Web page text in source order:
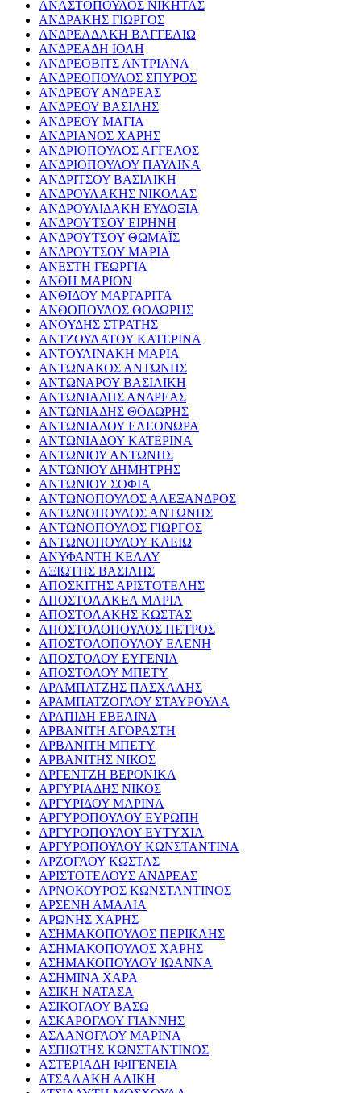
ΑΝΑΣΤΟΠΟΥΛΟΣ ΝΙΚΗΤΑΣ
ΑΝΔΡΑΚΗΣ ΓΙΩΡΓΟΣ
ΑΝΔΡΕΑΔΑΚΗ ΒΑΓΓΕΛΙΩ
ΑΝΔΡΕΑΔΗ ΙΟΛΗ
ΑΝΔΡΕΟΒΙΤΣ ΑΝΤΡΙΑΝΑ
ΑΝΔΡΕΟΠΟΥΛΟΣ ΣΠΥΡΟΣ
ΑΝΔΡΕΟΥ ΑΝΔΡΕΑΣ
ΑΝΔΡΕΟΥ ΒΑΣΙΛΗΣ
ΑΝΔΡΕΟΥ ΜΑΓΙΑ
ΑΝΔΡΙΑΝΟΣ ΧΑΡΗΣ
ΑΝΔΡΙΟΠΟΥΛΟΣ ΑΓΓΕΛΟΣ
ΑΝΔΡΙΟΠΟΥΛΟΥ ΠΑΥΛΙΝΑ
ΑΝΔΡΙΤΣΟΥ ΒΑΣΙΛΙΚΗ
ΑΝΔΡΟΥΛΑΚΗΣ ΝΙΚΟΛΑΣ
ΑΝΔΡΟΥΛΙΔΑΚΗ ΕΥΔΟΞΙΑ
ΑΝΔΡΟΥΤΣΟΥ ΕΙΡΗΝΗ
ΑΝΔΡΟΥΤΣΟΥ ΘΩΜΑΪΣ
ΑΝΔΡΟΥΤΣΟΥ ΜΑΡΙΑ
ΑΝΕΣΤΗ ΓΕΩΡΓΙΑ
ΑΝΘΗ ΜΑΡΙΟΝ
ΑΝΘΙΔΟΥ ΜΑΡΓΑΡΙΤΑ
ΑΝΘΟΠΟΥΛΟΣ ΘΟΔΩΡΗΣ
ΑΝΟΥΔΗΣ ΣΤΡΑΤΗΣ
ΑΝΤΖΟΥΛΑΤΟΥ ΚΑΤΕΡΙΝΑ
ΑΝΤΟΥΛΙΝΑΚΗ ΜΑΡΙΑ
ΑΝΤΩΝΑΚΟΣ ΑΝΤΩΝΗΣ
ΑΝΤΩΝΑΡΟΥ ΒΑΣΙΛΙΚΗ
ΑΝΤΩΝΙΑΔΗΣ ΑΝΔΡΕΑΣ
ΑΝΤΩΝΙΑΔΗΣ ΘΟΔΩΡΗΣ
ΑΝΤΩΝΙΑΔΟΥ ΕΛΕΟΝΩΡΑ
ΑΝΤΩΝΙΑΔΟΥ ΚΑΤΕΡΙΝΑ
ΑΝΤΩΝΙΟΥ ΑΝΤΩΝΗΣ
ΑΝΤΩΝΙΟΥ ΔΗΜΗΤΡΗΣ
ΑΝΤΩΝΙΟΥ ΣΟΦΙΑ
ΑΝΤΩΝΟΠΟΥΛΟΣ ΑΛΕΞΑΝΔΡΟΣ
ΑΝΤΩΝΟΠΟΥΛΟΣ ΑΝΤΩΝΗΣ
ΑΝΤΩΝΟΠΟΥΛΟΣ ΓΙΩΡΓΟΣ
ΑΝΤΩΝΟΠΟΥΛΟΥ ΚΛΕΙΩ
ΑΝΥΦΑΝΤΗ ΚΕΛΛΥ
ΑΞΙΩΤΗΣ ΒΑΣΙΛΗΣ
ΑΠΟΣΚΙΤΗΣ ΑΡΙΣΤΟΤΕΛΗΣ
ΑΠΟΣΤΟΛΑΚΕΑ ΜΑΡΙΑ
ΑΠΟΣΤΟΛΑΚΗΣ ΚΩΣΤΑΣ
ΑΠΟΣΤΟΛΟΠΟΥΛΟΣ ΠΕΤΡΟΣ
ΑΠΟΣΤΟΛΟΠΟΥΛΟΥ ΕΛΕΝΗ
ΑΠΟΣΤΟΛΟΥ ΕΥΓΕΝΙΑ
ΑΠΟΣΤΟΛΟΥ ΜΠΕΤΥ
ΑΡΑΜΠΑΤΖΗΣ ΠΑΣΧΑΛΗΣ
ΑΡΑΜΠΑΤΖΟΓΛΟΥ ΣΤΑΥΡΟΥΛΑ
ΑΡΑΠΙΔΗ ΕΒΕΛΙΝΑ
ΑΡΒΑΝΙΤΗ ΑΓΟΡΑΣΤΗ
ΑΡΒΑΝΙΤΗ ΜΠΕΤΥ
ΑΡΒΑΝΙΤΗΣ ΝΙΚΟΣ
ΑΡΓΕΝΤΖΗ ΒΕΡΟΝΙΚΑ
ΑΡΓΥΡΙΑΔΗΣ ΝΙΚΟΣ
ΑΡΓΥΡΙΔΟΥ ΜΑΡΙΝΑ
ΑΡΓΥΡΟΠΟΥΛΟΥ ΕΥΡΩΠΗ
ΑΡΓΥΡΟΠΟΥΛΟΥ ΕΥΤΥΧΙΑ
ΑΡΓΥΡΟΠΟΥΛΟΥ ΚΩΝΣΤΑΝΤΙΝΑ
ΑΡΖΟΓΛΟΥ ΚΩΣΤΑΣ
ΑΡΙΣΤΟΤΕΛΟΥΣ ΑΝΔΡΕΑΣ
ΑΡΝΟΚΟΥΡΟΣ ΚΩΝΣΤΑΝΤΙΝΟΣ
ΑΡΣΕΝΗ ΑΜΑΛΙΑ
ΑΡΩΝΗΣ ΧΑΡΗΣ
ΑΣΗΜΑΚΟΠΟΥΛΟΣ ΠΕΡΙΚΛΗΣ
ΑΣΗΜΑΚΟΠΟΥΛΟΣ ΧΑΡΗΣ
ΑΣΗΜΑΚΟΠΟΥΛΟΥ ΙΩΑΝΝΑ
ΑΣΗΜΙΝΑ ΧΑΡΑ
ΑΣΙΚΗ ΝΑΤΑΣΑ
ΑΣΙΚΟΓΛΟΥ ΒΑΣΩ
ΑΣΚΑΡΟΓΛΟΥ ΓΙΑΝΝΗΣ
ΑΣΛΑΝΟΓΛΟΥ ΜΑΡΙΝΑ
ΑΣΠΙΩΤΗΣ ΚΩΝΣΤΑΝΤΙΝΟΣ
ΑΣΤΕΡΙΑΔΗ ΙΦΙΓΕΝΕΙΑ
ΑΤΣΑΛΑΚΗ ΑΛΙΚΗ